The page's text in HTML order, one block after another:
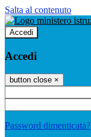
Salta al contenuto
Accedi
Accedi
button close ×
Password dimenticata?